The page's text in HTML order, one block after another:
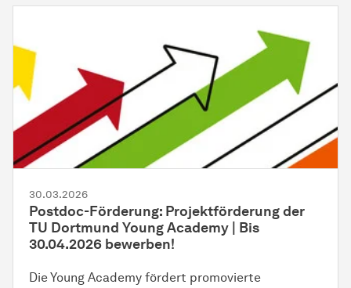
30.03.2026
Postdoc-Förderung: Projektförderung der
TU Dortmund Young Academy | Bis
30.04.2026 bewerben!
Die Young Academy fördert promovierte